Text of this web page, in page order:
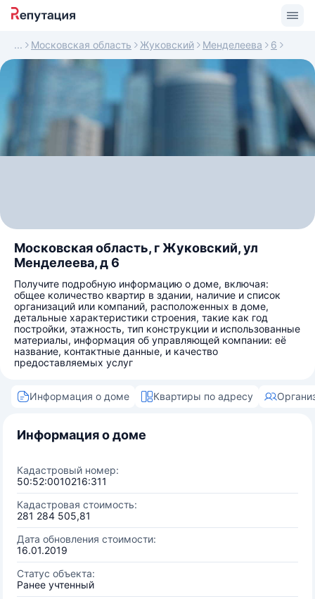
Московская область Жуковский Менделеева 6
Московская область, г Жуковский, ул
Менделеева, д 6
Получите подробную информацию о доме, включая:
общее количество квартир в здании, наличие и список
организаций или компаний, расположенных в доме,
детальные характеристики строения, такие как год
постройки, этажность, тип конструкции и использованные
материалы, информация об управляющей компании: её
название, контактные данные, и качество
предоставляемых услуг
Информация о доме Квартиры по адресу
Информация о доме
Кадастровый номер:
50:52:0010216:311
Кадастровая стоимость:
281 284 505,81
Дата обновления стоимости:
16.01.2019
Статус объекта:
Ранее учтенный